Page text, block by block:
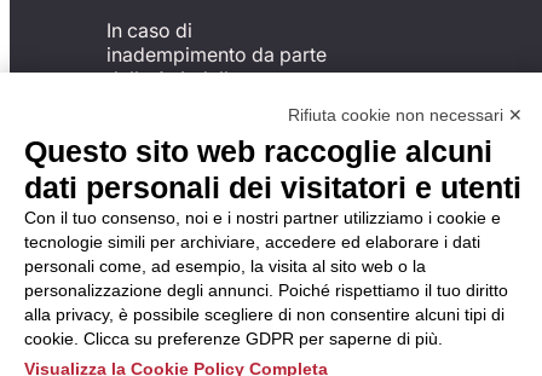
In caso di
inadempimento da parte
della ApL delle
del Codice di Condotta, è
possibile presentare un
reclamo
all’Organismo di
Monitoraggio utilizzando
una delle modalità
descritte al seguente
indirizzo web
https://odm-
agenzielavoro.it/reclami/.
Rifiuta cookie non necessari ✕
Questo sito web raccoglie alcuni
dati personali dei visitatori e utenti
Con il tuo consenso, noi e i nostri partner utilizziamo i cookie e
tecnologie simili per archiviare, accedere ed elaborare i dati
personali come, ad esempio, la visita al sito web o la
personalizzazione degli annunci. Poiché rispettiamo il tuo diritto
alla privacy, è possibile scegliere di non consentire alcuni tipi di
cookie. Clicca su preferenze GDPR per saperne di più.
Visualizza la Cookie Policy Completa